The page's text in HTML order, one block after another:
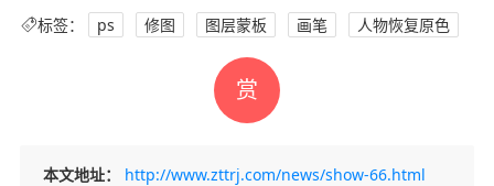
标签： ps 修图 图层蒙板 画笔 人物恢复原色
赏
本文地址：
http://www.zttrj.com/news/show-66.html